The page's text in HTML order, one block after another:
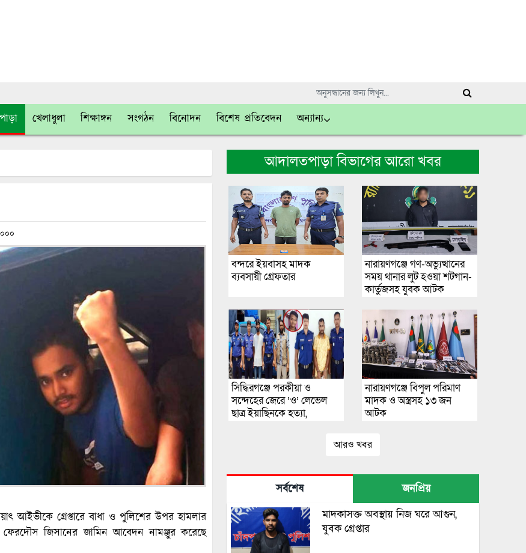
খেলাধুলা শিক্ষাঙ্গন সংগঠন বিনোদন বিশেষ প্রতিবেদন অন্যান্য
আইভীকে গ্রেপ্তারে বাধা ও পুলিশের উপর হামলার
ফেরদৌস জিসানের জামিন আবেদন নামঞ্জুর করেছে
আদালতপাড়া বিভাগের আরো খবর
বন্দরে ইয়বাসহ মাদক
ব্যবসায়ী গ্রেফতার
নারায়ণগঞ্জে গণ-অভ্যুত্থানের
সময় থানার লুট হওয়া শটগান-
কার্তুজসহ যুবক আটক
সিদ্ধিরগঞ্জে পরকীয়া ও
সন্দেহের জেরে ‘ও’ লেভেল
ছাত্র ইয়াছিনকে হত্যা,
নারায়ণগঞ্জে বিপুল পরিমাণ
মাদক ও অস্ত্রসহ ১৩ জন
আটক
আরও খবর
সর্বশেষ জনপ্রিয়
মাদকাসক্ত অবস্থায় নিজ ঘরে আগুন,
যুবক গ্রেপ্তার